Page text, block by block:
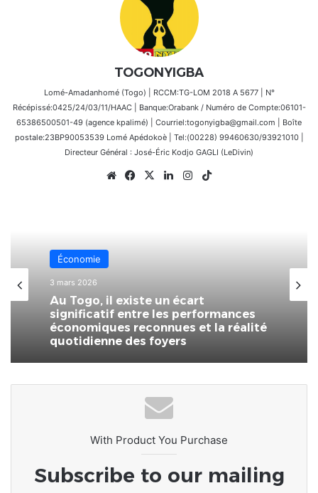
TOGONYIGBA
Lomé-Amadanhomé (Togo) | RCCM:TG-LOM 2018 A 5677 | N°
Récépissé:0425/24/03/11/HAAC | Banque:Orabank / Numéro de Compte:06101-
65386500501-49 (agence kpalimé) | Courriel:togonyigba@gmail.com | Boîte
postale:23BP90053539 Lomé Apédokoè | Tel:(00228) 99460630/93921010 |
Directeur Général : José-Éric Kodjo GAGLI (LeDivin)
WebsiteFacebook
X LinkedinInstagram
Économie
3 mars 2026
Au Togo, il existe un écart
significatif entre les performances
économiques reconnues et la réalité
quotidienne des foyers
With Product You Purchase
Subscribe to our mailing